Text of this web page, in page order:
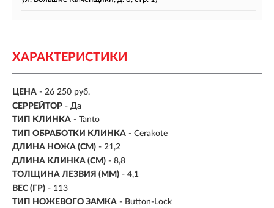
ХАРАКТЕРИСТИКИ
ЦЕНА - 26 250 руб.
СЕРРЕЙТОР - Да
ТИП КЛИНКА - Tanto
ТИП ОБРАБОТКИ КЛИНКА - Cerakote
ДЛИНА НОЖА (СМ) - 21,2
ДЛИНА КЛИНКА (СМ) - 8,8
ТОЛЩИНА ЛЕЗВИЯ (ММ) - 4,1
ВЕС (ГР) - 113
ТИП НОЖЕВОГО ЗАМКА - Button-Lock